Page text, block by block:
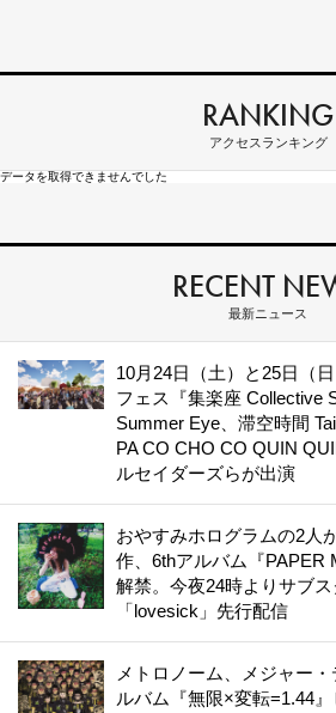
RANKING
アクセスランキング
データを取得できませんでした
RECENT
最新ニュース
10月24日（土）と25日（
フェス『集楽座 Collective
Summer Eye、滞空時間
PA CO CHO CO QUIN
ルセイダーズらが出演
おやすみホログラムの2人
作、6thアルバム『PAPER
解禁。今夜24時よりサブ
「lovesick」先行配信
メトロノーム、メジャー
ルバム『無限×変転=1.44